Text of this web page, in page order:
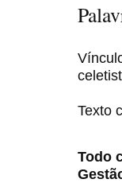
Texto
Todo